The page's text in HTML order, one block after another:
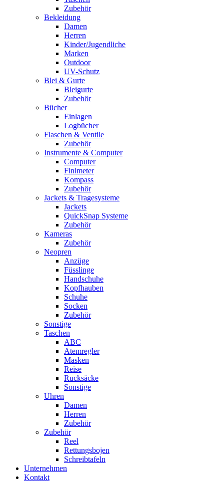
Zubehör
Bekleidung
Damen
Herren
Kinder/Jugendliche
Marken
Outdoor
UV-Schutz
Blei & Gurte
Bleigurte
Zubehör
Bücher
Einlagen
Logbücher
Flaschen & Ventile
Zubehör
Instrumente & Computer
Computer
Finimeter
Kompass
Zubehör
Jackets & Tragesysteme
Jackets
QuickSnap Systeme
Zubehör
Kameras
Zubehör
Neopren
Anzüge
Füsslinge
Handschuhe
Kopfhauben
Schuhe
Socken
Zubehör
Sonstige
Taschen
ABC
Atemregler
Masken
Reise
Rucksäcke
Sonstige
Uhren
Damen
Herren
Zubehör
Zubehör
Reel
Rettungsbojen
Schreibtafeln
Unternehmen
Kontakt